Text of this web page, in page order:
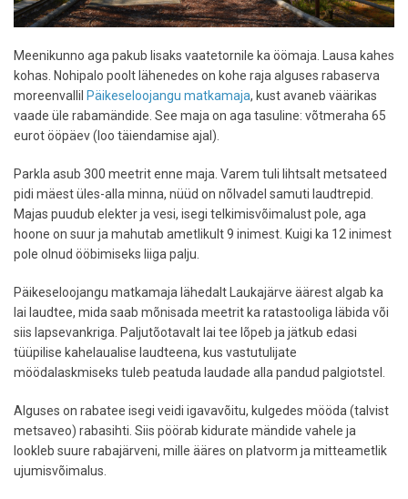
Meenikunno aga pakub lisaks vaatetornile ka öömaja. Lausa kahes
kohas. Nohipalo poolt lähenedes on kohe raja alguses rabaserva
moreenvallil Päikeseloojangu matkamaja, kust avaneb väärikas
vaade üle rabamändide. See maja on aga tasuline: võtmeraha 65
eurot ööpäev (loo täiendamise ajal).
Parkla asub 300 meetrit enne maja. Varem tuli lihtsalt metsateed
pidi mäest üles-alla minna, nüüd on nõlvadel samuti laudtrepid.
Majas puudub elekter ja vesi, isegi telkimisvõimalust pole, aga
hoone on suur ja mahutab ametlikult 9 inimest. Kuigi ka 12 inimest
pole olnud ööbimiseks liiga palju.
Päikeseloojangu matkamaja lähedalt Laukajärve äärest algab ka
lai laudtee, mida saab mõnisada meetrit ka ratastooliga läbida või
siis lapsevankriga. Paljutõotavalt lai tee lõpeb ja jätkub edasi
tüüpilise kahelaualise laudteena, kus vastutulijate
möödalaskmiseks tuleb peatuda laudade alla pandud palgiotstel.
Alguses on rabatee isegi veidi igavavõitu, kulgedes mööda (talvist
metsaveo) rabasihti. Siis pöörab kidurate mändide vahele ja
lookleb suure rabajärveni, mille ääres on platvorm ja mitteametlik
ujumisvõimalus.